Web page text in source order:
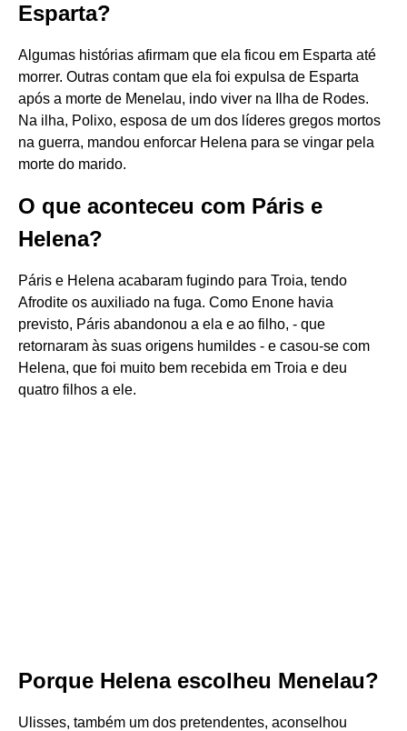
Esparta?
Algumas histórias afirmam que ela ficou em Esparta até
morrer. Outras contam que ela foi expulsa de Esparta
após a morte de Menelau, indo viver na Ilha de Rodes.
Na ilha, Polixo, esposa de um dos líderes gregos mortos
na guerra, mandou enforcar Helena para se vingar pela
morte do marido.
O que aconteceu com Páris e
Helena?
Páris e Helena acabaram fugindo para Troia, tendo
Afrodite os auxiliado na fuga. Como Enone havia
previsto, Páris abandonou a ela e ao filho, - que
retornaram às suas origens humildes - e casou-se com
Helena, que foi muito bem recebida em Troia e deu
quatro filhos a ele.
Porque Helena escolheu Menelau?
Ulisses, também um dos pretendentes, aconselhou